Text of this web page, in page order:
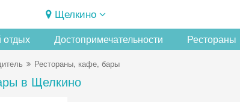
Щелкино
отдых Достопримечательности Рестораны
Рестораны, кафе, бары
в Щелкино